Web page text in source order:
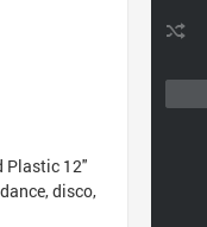
Plastic 12''
disco,